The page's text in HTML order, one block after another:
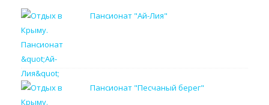
Пансионат "Ай-Лия"
Пансионат "Песчаный берег"